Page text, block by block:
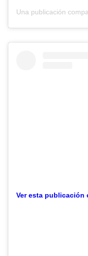
Ver esta publicación